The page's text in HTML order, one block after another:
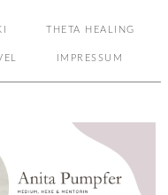
THETA HEALING
IMPRESSUM